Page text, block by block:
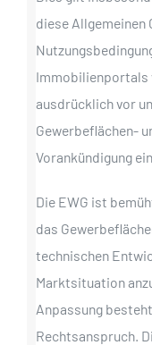
diese Allgemeinen
Immobilienportals
ausdrücklich vor
Gewerbeflächen-
Vorankündigung
Die EWG ist
das
technischen
Marktsituation
Anpassung
Rechtsanspruch.